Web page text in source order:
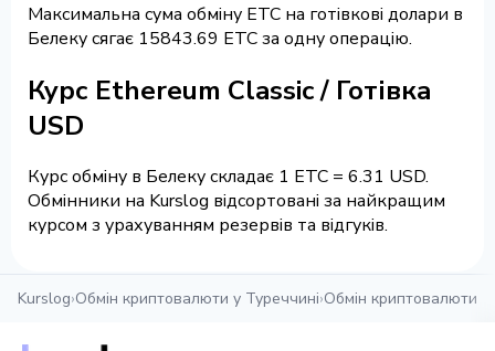
Максимальна сума обміну ETC на готівкові долари в
Белеку сягає 15843.69 ETC за одну операцію.
Курс Ethereum Classic / Готівка
USD
Курс обміну в Белеку складає 1 ETC = 6.31 USD.
Обмінники на Kurslog відсортовані за найкращим
курсом з урахуванням резервів та відгуків.
Kurslog›Обмін криптовалюти у Туреччині›Обмін криптовалюти в